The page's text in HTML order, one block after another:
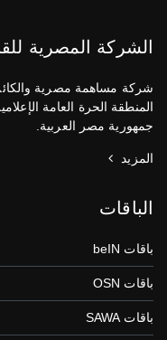
الشركة المصرية
شركة مساهمة مصرية والكائن
المنطقة الحرة العامة
جمهورية مصر العربية.
المزيد
الباقات
باقات beIN
باقات OSN
باقات SAWA